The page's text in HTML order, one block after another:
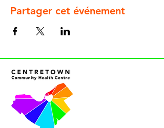
Partager cet événement